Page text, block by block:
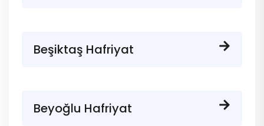
Beşiktaş Hafriyat
Beyoğlu Hafriyat